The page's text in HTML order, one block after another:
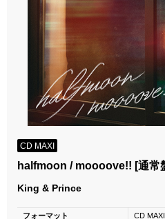
CD MAXI
halfmoon / moooove!! [通常
King & Prince
フォーマット
CD MAXI